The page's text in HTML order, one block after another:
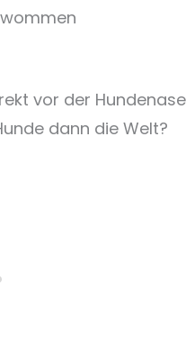
vor der Hundenase
dann die Welt?